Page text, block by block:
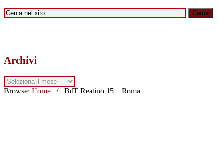
Archivi
Archivi
Browse: Home / BdT Reatino 15 – Roma